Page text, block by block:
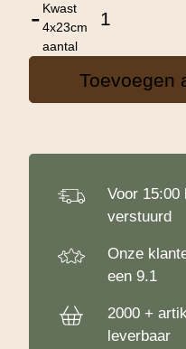
- Kwast
4x23cm
aantal
Toevoegen
Voor 15:00
verstuurd
Onze
een 9.1
2000 +
leverbaar